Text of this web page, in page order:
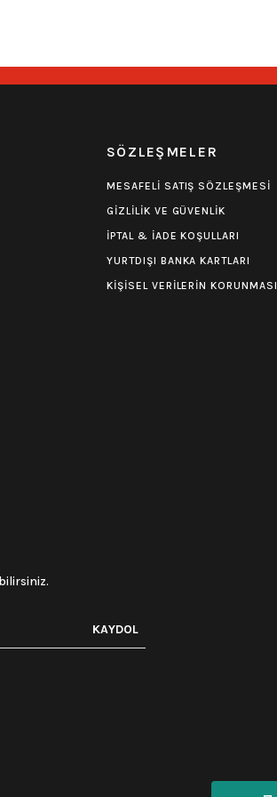
SÖZLEŞMELER
MESAFELİ SATIŞ SÖZLEŞMESİ
GİZLİLİK VE GÜVENLİK
İPTAL & İADE KOŞULLARI
YURTDIŞI BANKA KARTLARI
KİŞİSEL VERİLERİN KORUNMASI
KAYDOL